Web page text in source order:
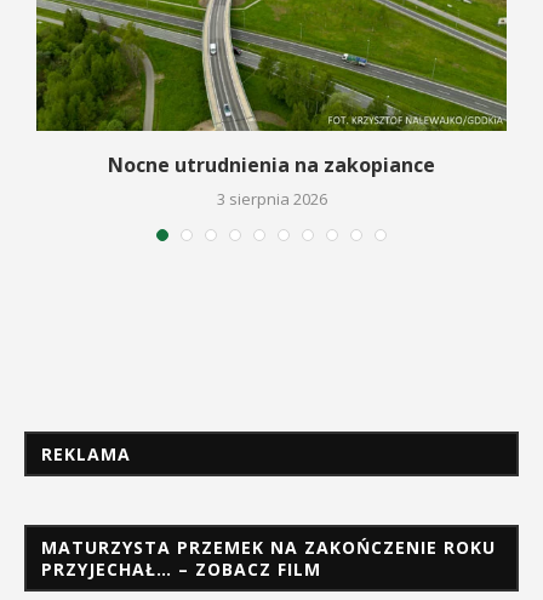
Nocne utrudnienia na zakopiance
3 sierpnia 2026
REKLAMA
MATURZYSTA PRZEMEK NA ZAKOŃCZENIE ROKU
PRZYJECHAŁ… – ZOBACZ FILM